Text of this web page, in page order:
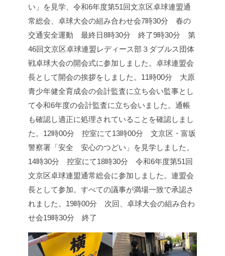
い」を見学、令和6年度第51回文京区卓球連盟通
常総会、卓球大会の組み合わせ会7時30分 春の
交通安全運動 最終日8時30分 終了9時30分 第
46回文京区卓球連盟レディース部３ダブルス団体
戦卓球大会の開会式に参加しました。 卓球連盟会
長として開会の挨拶をしました。 11時00分 大原
青少年健全育成会の会計監査に立ち会い監事とし
て令和6年度の会計監査に立ち会いました。通帳
も確認し適正に処理されていることを確認しまし
た。 12時00分 控室にて13時00分 文京区・富坂
警察署「安全 安心のつどい」を見学しました。
14時30分 控室にて18時30分 令和6年度第51回
文京区卓球連盟通常総会に参加しました。 連盟会
長として参加。すべての議事が満場一致で承認さ
れました。 19時00分 次回、卓球大会の組み合わ
せ会19時30分 終了